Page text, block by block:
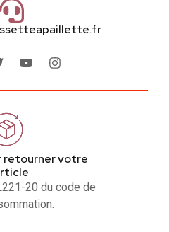
retourner votre
20 du code de